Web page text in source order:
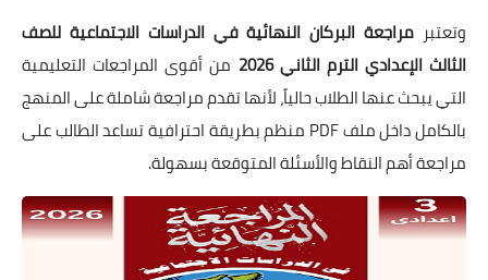
وتعتبر مراجعة البركان النهائية في الدراسات الاجتماعية للصف
الثالث الإعدادي الترم الثاني 2026
من أقوى المراجعات التعليمية
التي يبحث عنها الطلاب حالياً، لأنها تقدم مراجعة شاملة على المنهج
بالكامل داخل ملف PDF منظم بطريقة احترافية تساعد الطالب على
مراجعة أهم النقاط والأسئلة المتوقعة بسهولة.